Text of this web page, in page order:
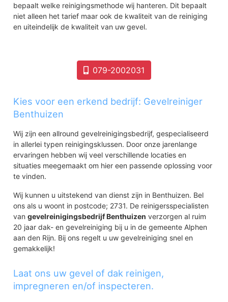
bepaalt welke reinigingsmethode wij hanteren. Dit bepaalt
niet alleen het tarief maar ook de kwaliteit van de reiniging
en uiteindelijk de kwaliteit van uw gevel.
079-2002031
Kies voor een erkend bedrijf: Gevelreiniger
Benthuizen
Wij zijn een allround gevelreinigingsbedrijf, gespecialiseerd
in allerlei typen reinigingsklussen. Door onze jarenlange
ervaringen hebben wij veel verschillende locaties en
situaties meegemaakt om hier een passende oplossing voor
te vinden.
Wij kunnen u uitstekend van dienst zijn in Benthuizen. Bel
ons als u woont in postcode; 2731. De reinigersspecialisten
vangevelreinigingsbedrijf Benthuizen verzorgen al ruim
20 jaar dak- en gevelreiniging bij u in de gemeente Alphen
aan den Rijn. Bij ons regelt u uw gevelreiniging snel en
gemakkelijk!
Laat ons uw gevel of dak reinigen,
impregneren en/of inspecteren.